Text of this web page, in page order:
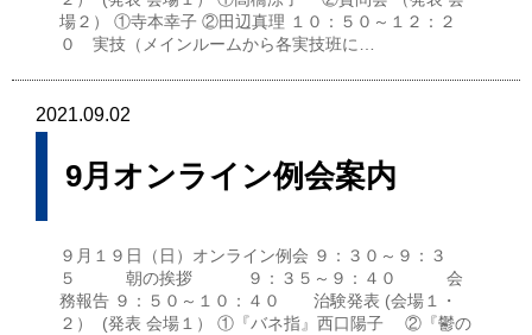
場２） ①寺本幸子 ②田辺真理 １０：５０～１２：２
０ 実技（メインルームから各実技班に…
2021.09.02
9月オンライン例会案内
９月１９日（日）オンライン例会 ９：３０～９：３
５ 朝の挨拶 ９：３５～９：４０ 会
務報告 ９：５０～１０：４０ 治験発表 (会場１・
２） (発表 会場１） ①『バネ指』西口陽子 ②『鬱の